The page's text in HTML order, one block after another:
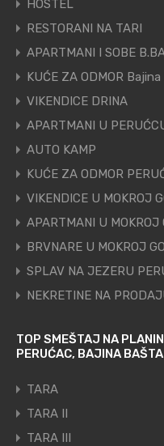
HOSTEL
RESTORANI NA TARI
APARTMANI I SOBE
KUĆE ZA ODMOR
VIKENDICE DRINA
APARTMANI U
AUTO KAMP
KUĆE ZA ODMOR
VIKENDICE U MOKROJ
APARTMANI U MOKROJ
BRVNARE U MOKROJ
SPLAV NA JEZERU
NEKRETINE NA
TOP SMEŠTAJ NA
PERUĆAC, BAJINA BAŠTA
TARA
TARA II
TARA III